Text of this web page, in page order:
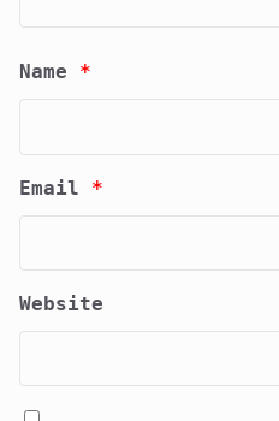
Name *
Email *
Website